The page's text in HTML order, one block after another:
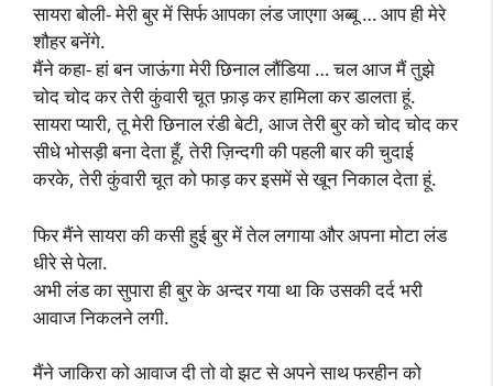
सायरा बोली- मेरी बुर में सिर्फ आपका लंड जाएगा अब्बू … आप ही मेरे
शौहर बनेंगे.
मैंने कहा- हां बन जाऊंगा मेरी छिनाल लौंडिया … चल आज मैं तुझे
चोद चोद कर तेरी कुंवारी चूत फ़ाड़ कर हामिला कर डालता हूं.
सायरा प्यारी, तू मेरी छिनाल रंडी बेटी, आज तेरी बुर को चोद चोद कर
सीधे भोसड़ी बना देता हूँ, तेरी ज़िन्दगी की पहली बार की चुदाई
करके, तेरी कुंवारी चूत को फाड़ कर इसमें से खून निकाल देता हूं.
फिर मैंने सायरा की कसी हुई बुर में तेल लगाया और अपना मोटा लंड
धीरे से पेला.
अभी लंड का सुपारा ही बुर के अन्दर गया था कि उसकी दर्द भरी
आवाज निकलने लगी.
मैंने जाकिरा को आवाज दी तो वो झट से अपने साथ फरहीन को